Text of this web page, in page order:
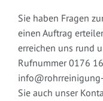
Sie haben Fragen
einen Auftrag
erreichen uns rund
Rufnummer 0176
Sie auch unser